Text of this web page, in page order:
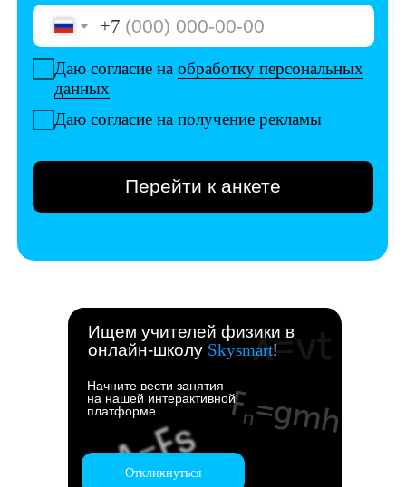
Перейти к анкете
Ищем учителей физики в
онлайн-школу Skysmart!
Начните вести занятия
на нашей интерактивной
платформе
Откликнуться